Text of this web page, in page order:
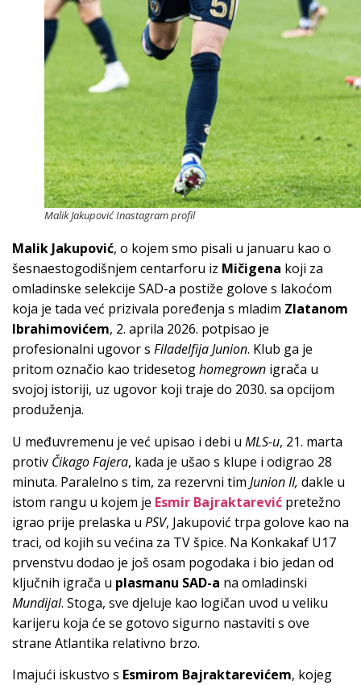
Malik Jakupović Inastagram profil
Malik Jakupović, o kojem smo pisali u januaru kao o
šesnaestogodišnjem centarforu iz Mičigena koji za
omladinske selekcije SAD-a postiže golove s lakoćom
koja je tada već prizivala poređenja s mladim Zlatanom
Ibrahimovićem, 2. aprila 2026. potpisao je
profesionalni ugovor s Filadelfija Junion. Klub ga je
pritom označio kao tridesetoghomegrown igrača u
svojoj istoriji, uz ugovor koji traje do 2030. sa opcijom
produženja.
U međuvremenu je već upisao i debi u MLS-u, 21. marta
protiv Čikago Fajera, kada je ušao s klupe i odigrao 28
minuta. Paralelno s tim, za rezervni tim Junion II, dakle u
istom rangu u kojem je Esmir Bajraktarević pretežno
igrao prije prelaska u PSV, Jakupović trpa golove kao na
traci, od kojih su većina za TV špice. Na Konkakaf U17
prvenstvu dodao je još osam pogodaka i bio jedan od
ključnih igrača u plasmanu SAD-a na omladinski
Mundijal. Stoga, sve djeluje kao logičan uvod u veliku
karijeru koja će se gotovo sigurno nastaviti s ove
strane Atlantika relativno brzo.
Imajući iskustvo s Esmirom Bajraktarevićem, kojeg